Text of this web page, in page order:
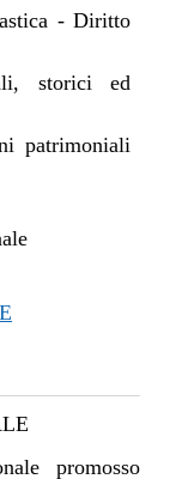
- Diritto
storici ed
patrimoniali
promosso